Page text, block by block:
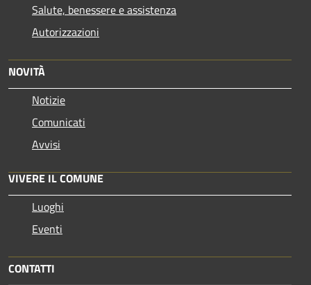
Salute, benessere e assistenza
Autorizzazioni
NOVITÀ
Notizie
Comunicati
Avvisi
VIVERE IL COMUNE
Luoghi
Eventi
CONTATTI